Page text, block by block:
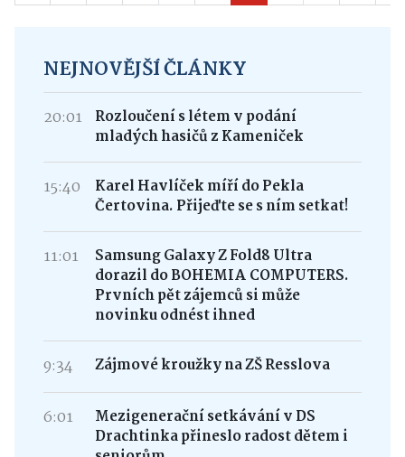
NEJNOVĚJŠÍ ČLÁNKY
20:01
Rozloučení s létem v podání
mladých hasičů z Kameniček
15:40
Karel Havlíček míří do Pekla
Čertovina. Přijeďte se s ním setkat!
11:01
Samsung Galaxy Z Fold8 Ultra
dorazil do BOHEMIA COMPUTERS.
Prvních pět zájemců si může
novinku odnést ihned
9:34 Zájmové kroužky na ZŠ Resslova
6:01
Mezigenerační setkávání v DS
Drachtinka přineslo radost dětem i